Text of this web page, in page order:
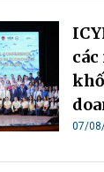
07/